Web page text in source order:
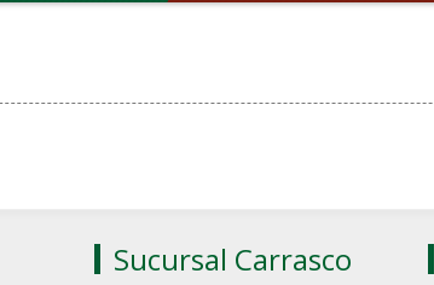
Sucursal Carrasco